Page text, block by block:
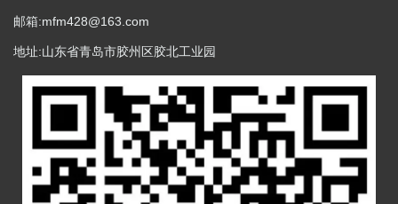
邮箱:mfm428@163.com
地址:山东省青岛市胶州区胶北工业园